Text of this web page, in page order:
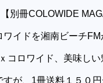
別冊COLOWIDE
イドを湘南ビーチFM
コロワイド、美味しい
すが、1冊送料１５０円